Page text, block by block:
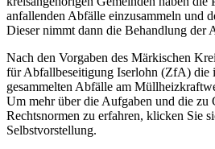
anfallenden Abfälle einzusammeln und
Dieser nimmt dann die Behandlung der
Nach den Vorgaben des Märkischen
für Abfallbeseitigung Iserlohn (ZfA) die
gesammelten Abfälle am
Um mehr über die Aufgaben und die zu
Rechtsnormen zu erfahren, klicken Sie
Selbstvorstellung.